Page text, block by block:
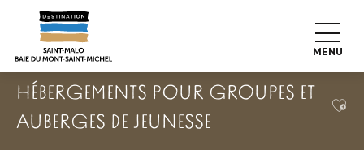
contenu
principal
MENU
Accueil Poser ses valises
Hébergements pour groupes et auberges de jeunesse
HÉBERGEMENTS POUR GROUPES ET
AUBERGES DE JEUNESSE